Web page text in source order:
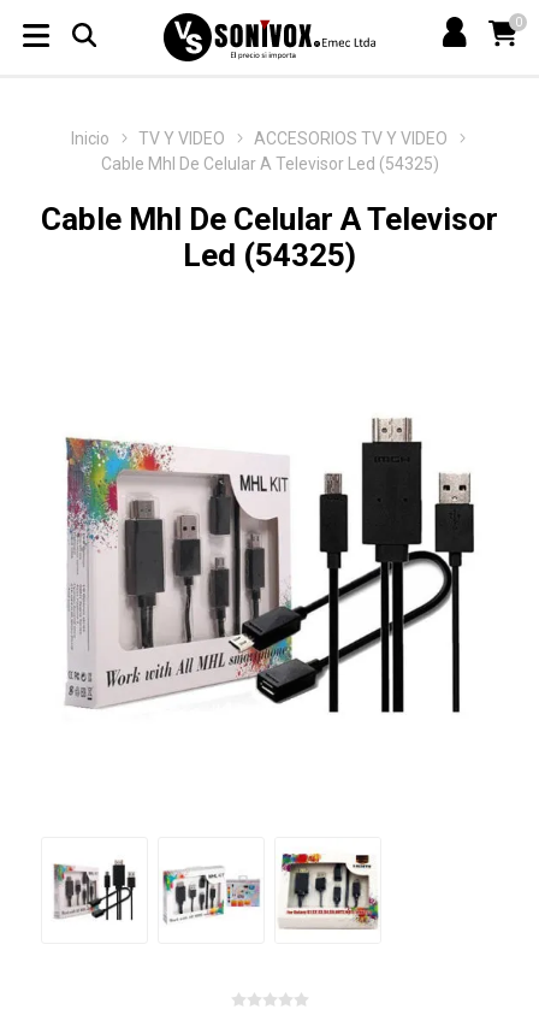
0
Inicio TV Y VIDEO
ACCESORIOS TV Y VIDEO
Cable Mhl De Celular A Televisor Led (54325)
Cable Mhl De Celular A Televisor
Led (54325)